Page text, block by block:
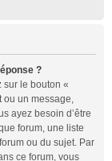
?
sur le bouton «
ou un message,
ayez besoin d’être
forum, une liste
ou du sujet. Par
ce forum, vous